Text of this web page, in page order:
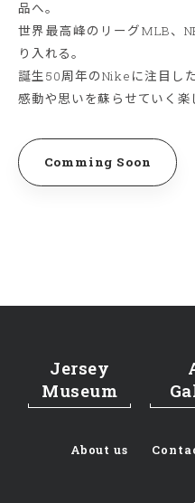
品へ。
世界最高峰のリーグMLB、
り入れる。
誕生50周年のNikeに注目し
感動や思いを蘇らせていく楽
Comming Soon
Jersey
Museum
About us